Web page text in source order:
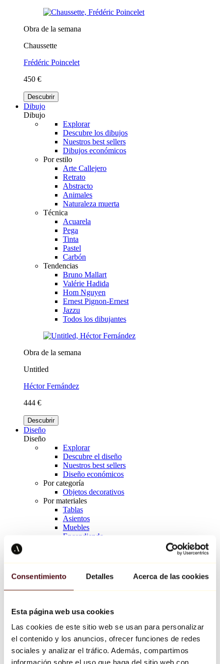
Consentimiento Detalles Acerca de las cookies
Esta página web usa cookies
Las cookies de este sitio web se usan para personalizar
el contenido y los anuncios, ofrecer funciones de redes
sociales y analizar el tráfico. Además, compartimos
información sobre el uso que haga del sitio web con
Obra de la semana
Chaussette
Frédéric Poincelet
450 €
Descubrir
Dibujo
Dibujo
Explorar
Descubre los dibujos
Nuestros best sellers
Dibujos económicos
Por estilo
Arte Callejero
Retrato
Abstracto
Animales
Naturaleza muerta
Técnica
Acuarela
Pega
Tinta
Pastel
Carbón
Tendencias
Bruno Mallart
Valérie Hadida
Hom Nguyen
Ernest Pignon-Ernest
Jazzu
Todos los dibujantes
Obra de la semana
Untitled
Héctor Fernández
444 €
Descubrir
Diseño
Diseño
Explorar
Descubre el diseño
Nuestros best sellers
Diseño económicos
Por categoría
Objetos decorativos
Por materiales
Tablas
Asientos
Muebles
Encendiendo
Richard Orlinski
Keith Haring
Jeff Koons
Jean-Michel Basquiat
Todos los diseñadores
Obra de la semana